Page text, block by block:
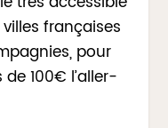
françaises
pour
100€ l’aller-